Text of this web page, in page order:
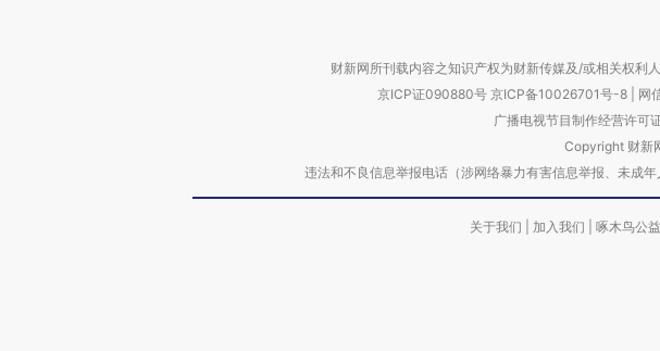
财新网所刊载内容之知识产权为财新传媒及/或相关权利
京ICP证090880号 京ICP备10026701号-8 网
广播电视节目制作经营许可
Copyright 财新
违法和不良信息举报电话（涉网络暴力有害信息举报、未
关于我们 加入我们 啄木鸟公